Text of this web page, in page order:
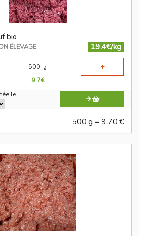
bio
ÉLEVAGE
19.4€/kg
500 g +
9.7€
le
500 g = 9.70 €